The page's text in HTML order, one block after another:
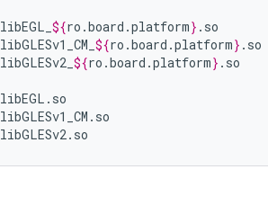
libEGL_ ${ro .board .platform} .so
libGLESv1_CM_ ${ro .board .platform} .so
libGLESv2_ ${ro .board .platform} .so
libEGL.so
libGLESv1_CM.so
libGLESv2.so